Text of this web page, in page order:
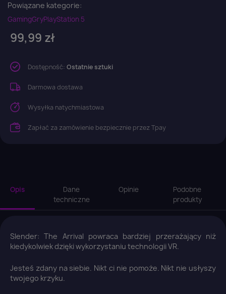
Powiązane kategorie:
GamingGryPlayStation 5
99,99 zł
Dostępność: Ostatnie sztuki
Darmowa dostawa
Wysyłka natychmiastowa
Zapłać za zamówienie bezpiecznie przez Tpay
Opis
Dane
techniczne
Opinie
Podobne
produkty
Slender: The Arrival powraca bardziej przerażający niż
kiedykolwiek dzięki wykorzystaniu technologii VR.
Jesteś zdany na siebie. Nikt ci nie pomoże. Nikt nie usłyszy
twojego krzyku.